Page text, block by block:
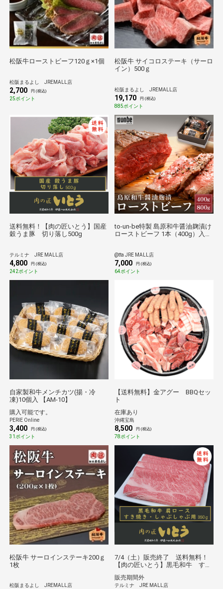
松阪牛ローストビーフ120ｇ×1個
松阪まるよし JREMALL店
2,700 円 (税込)
25ポイント
松阪牛 サイコロステーキ（サーロ
イン）500ｇ
松阪まるよし JREMALL店
19,170 円 (税込)
885ポイント
送料無料！【肉の匠いとう】国産
穀うま豚 切り落し500g
テルミナ JRE MALL店
4,800 円 (税込)
242ポイント
to-un-be特製 島原和牛醤油麹漬け
ローストビーフ 1本（400g）入り
@tta JRE MALL店
7,000 円 (税込)
64ポイント
自家製和牛メンチカツ(揚・冷
凍)10個入 【AM-10】
購入可能です。
PERIE Online
3,400 円 (税込)
31ポイント
【送料無料】金アグー BBQセッ
ト
在庫あり
沖縄宝島
8,500 円 (税込)
78ポイント
松阪牛 サーロインステーキ200ｇ
1枚
松阪まるよし JREMALL店
7/4（土）販売終了 送料無料！
【肉の匠いとう】黒毛和牛 すき
350ｇ
販売期間外
テルミナ JRE MALL店